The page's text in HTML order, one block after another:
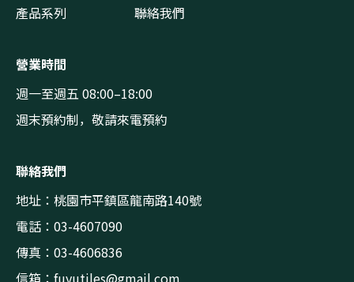
產品系列
聯絡我們
營業時間
週一至週五 08:00–18:00
週末預約制，敬請來電預約
聯絡我們
地址：桃園市平鎮區龍南路140號
電話：03-4607090
傳真：03-4606836
信箱： fuyutiles@gmail.com